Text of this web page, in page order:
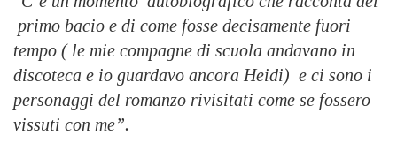
primo bacio e di come fosse decisamente fuori
tempo ( le mie compagne di scuola andavano in
discoteca e io guardavo ancora Heidi) e ci sono i
personaggi del romanzo rivisitati come se fossero
vissuti con me”.